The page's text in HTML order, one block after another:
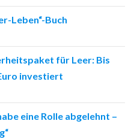
Leben“-Buch
für Leer: Bis
investiert
eine Rolle abgelehnt –